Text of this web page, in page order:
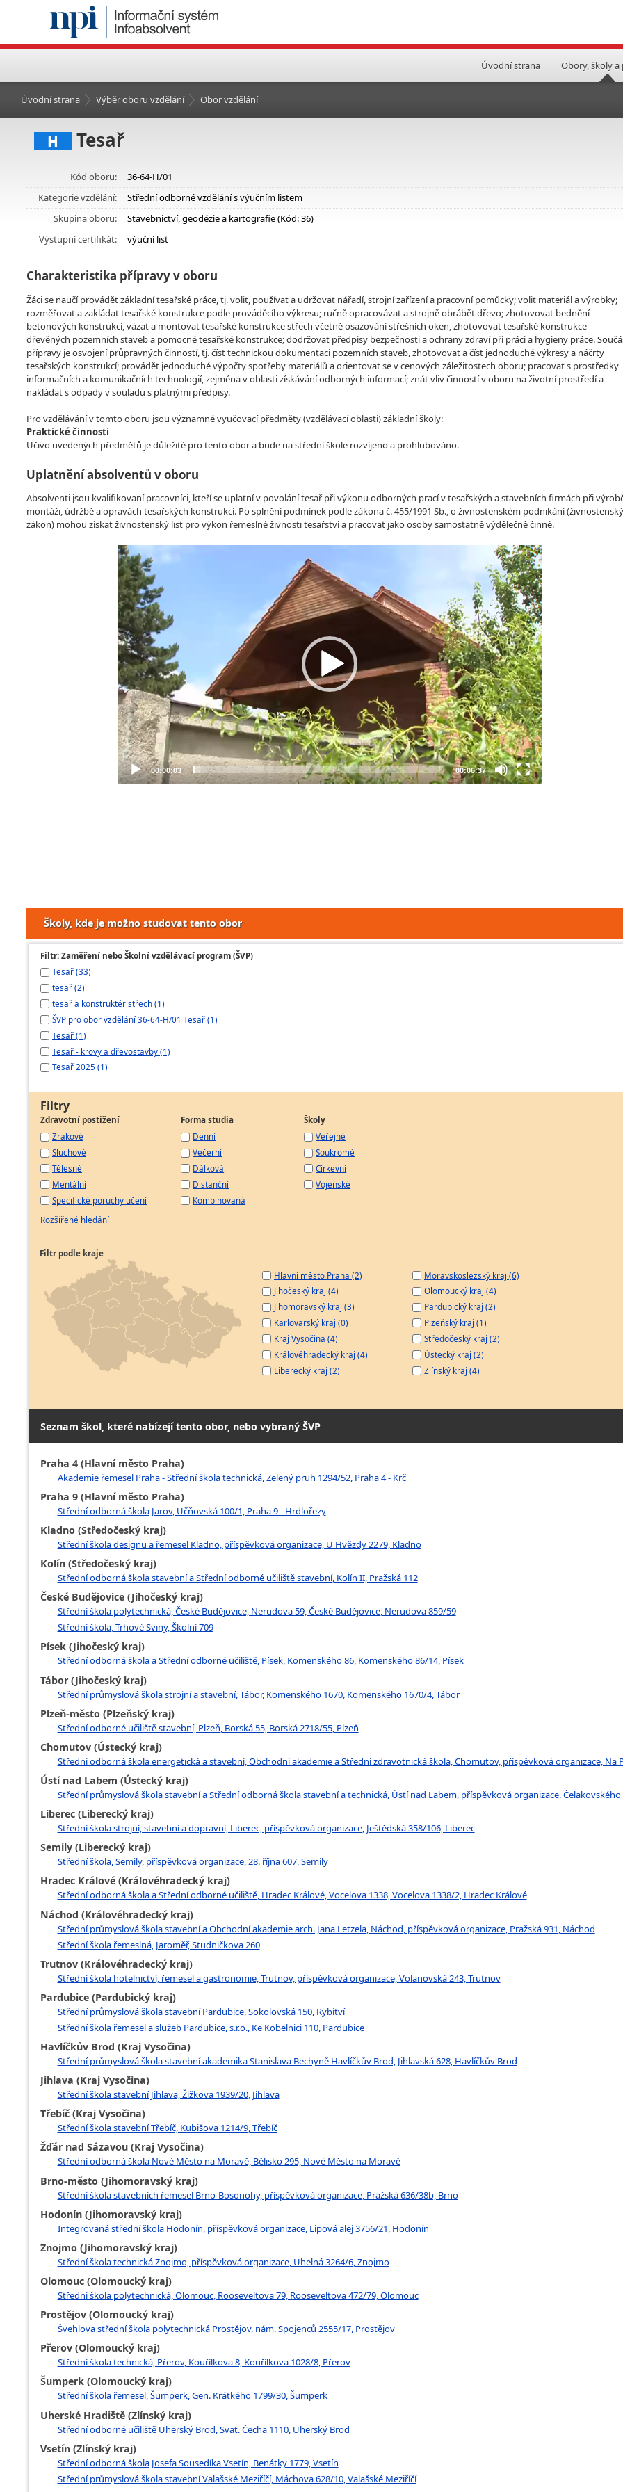
Úvodní strana Obory, školy a
Úvodní strana Výběr oboru vzdělání Obor vzdělání
H Tesař
Kód oboru:
36-64-H/01
Kategorie vzdělání:
Střední odborné vzdělání s výučním listem
Skupina oboru:
Stavebnictví, geodézie a kartografie (Kód: 36)
Výstupní certifikát:
výuční list
Charakteristika přípravy v oboru
Žáci se naučí provádět základní tesařské práce, tj. volit, používat a udržovat nářadí, strojní zařízení a pracovní pomůcky; volit materiál a výrobky;
rozměřovat a zakládat tesařské konstrukce podle prováděcího výkresu; ručně opracovávat a strojně obrábět dřevo; zhotovovat bednění
betonových konstrukcí, vázat a montovat tesařské konstrukce střech včetně osazování střešních oken, zhotovovat tesařské konstrukce
dřevěných pozemních staveb a pomocné tesařské konstrukce; dodržovat předpisy bezpečnosti a ochrany zdraví při práci a hygieny práce.
přípravy je osvojení průpravných činností, tj. číst technickou dokumentaci pozemních staveb, zhotovovat a číst jednoduché výkresy a náčrty
tesařských konstrukcí; provádět jednoduché výpočty spotřeby materiálů a orientovat se v cenových záležitostech oboru; pracovat s prostředky
informačních a komunikačních technologií, zejména v oblasti získávání odborných informací; znát vliv činností v oboru na životní prostředí a
nakládat s odpady v souladu s platnými předpisy.
Pro vzdělávání v tomto oboru jsou významné vyučovací předměty (vzdělávací oblasti) základní školy:
Praktické činnosti
Učivo uvedených předmětů je důležité pro tento obor a bude na střední škole rozvíjeno a prohlubováno.
Uplatnění absolventů v oboru
Absolventi jsou kvalifikovaní pracovníci, kteří se uplatní v povolání tesař při výkonu odborných prací v tesařských a stavebních firmách při
montáži, údržbě a opravách tesařských konstrukcí. Po splnění podmínek podle zákona č. 455/1991 Sb., o živnostenském podnikání (živnostenský
zákon) mohou získat živnostenský list pro výkon řemeslné živnosti tesařství a pracovat jako osoby samostatně výdělečně činné.
Video
Player
00:00:03 00:06:37
Školy, kde je možno studovat tento obor
Filtr: Zaměření nebo Školní vzdělávací program (ŠVP)
Tesař (33)
tesař (2)
tesař a konstruktér střech (1)
ŠVP pro obor vzdělání 36-64-H/01 Tesař (1)
Tesař (1)
Tesař - krovy a dřevostavby (1)
Tesař 2025 (1)
Filtry
Zdravotní postižení
Zrakové
Sluchové
Tělesné
Mentální
Specifické poruchy učení
Forma studia
Denní
Večerní
Dálková
Distanční
Kombinovaná
Školy
Veřejné
Soukromé
Církevní
Vojenské
Rozšířené hledání
Filtr podle kraje
Hlavní město Praha (2)
Jihočeský kraj (4)
Jihomoravský kraj (3)
Karlovarský kraj (0)
Kraj Vysočina (4)
Královéhradecký kraj (4)
Liberecký kraj (2)
Moravskoslezský kraj (6)
Olomoucký kraj (4)
Pardubický kraj (2)
Plzeňský kraj (1)
Středočeský kraj (2)
Ústecký kraj (2)
Zlínský kraj (4)
Seznam škol, které nabízejí tento obor, nebo vybraný ŠVP
Praha 4 (Hlavní město Praha)
Akademie řemesel Praha - Střední škola technická, Zelený pruh 1294/52, Praha 4 - Krč
Praha 9 (Hlavní město Praha)
Střední odborná škola Jarov, Učňovská 100/1, Praha 9 - Hrdlořezy
Kladno (Středočeský kraj)
Střední škola designu a řemesel Kladno, příspěvková organizace, U Hvězdy 2279, Kladno
Kolín (Středočeský kraj)
Střední odborná škola stavební a Střední odborné učiliště stavební, Kolín II, Pražská 112
České Budějovice (Jihočeský kraj)
Střední škola polytechnická, České Budějovice, Nerudova 59, České Budějovice, Nerudova 859/59
Střední škola, Trhové Sviny, Školní 709
Písek (Jihočeský kraj)
Střední odborná škola a Střední odborné učiliště, Písek, Komenského 86, Komenského 86/14, Písek
Tábor (Jihočeský kraj)
Střední průmyslová škola strojní a stavební, Tábor, Komenského 1670, Komenského 1670/4, Tábor
Plzeň-město (Plzeňský kraj)
Střední odborné učiliště stavební, Plzeň, Borská 55, Borská 2718/55, Plzeň
Chomutov (Ústecký kraj)
Střední odborná škola energetická a stavební, Obchodní akademie a Střední zdravotnická škola, Chomutov, příspěvková organizace, Na
Ústí nad Labem (Ústecký kraj)
Střední průmyslová škola stavební a Střední odborná škola stavební a technická, Ústí nad Labem, příspěvková organizace,
Liberec (Liberecký kraj)
Střední škola strojní, stavební a dopravní, Liberec, příspěvková organizace, Ještědská 358/106, Liberec
Semily (Liberecký kraj)
Střední škola, Semily, příspěvková organizace, 28. října 607, Semily
Hradec Králové (Královéhradecký kraj)
Střední odborná škola a Střední odborné učiliště, Hradec Králové, Vocelova 1338, Vocelova 1338/2, Hradec Králové
Náchod (Královéhradecký kraj)
Střední průmyslová škola stavební a Obchodní akademie arch. Jana Letzela, Náchod, příspěvková organizace, Pražská 931, Náchod
Střední škola řemeslná, Jaroměř, Studničkova 260
Trutnov (Královéhradecký kraj)
Střední škola hotelnictví, řemesel a gastronomie, Trutnov, příspěvková organizace, Volanovská 243, Trutnov
Pardubice (Pardubický kraj)
Střední průmyslová škola stavební Pardubice, Sokolovská 150, Rybitví
Střední škola řemesel a služeb Pardubice, s.r.o., Ke Kobelnici 110, Pardubice
Havlíčkův Brod (Kraj Vysočina)
Střední průmyslová škola stavební akademika Stanislava Bechyně Havlíčkův Brod, Jihlavská 628, Havlíčkův Brod
Jihlava (Kraj Vysočina)
Střední škola stavební Jihlava, Žižkova 1939/20, Jihlava
Třebíč (Kraj Vysočina)
Střední škola stavební Třebíč, Kubišova 1214/9, Třebíč
Žďár nad Sázavou (Kraj Vysočina)
Střední odborná škola Nové Město na Moravě, Bělisko 295, Nové Město na Moravě
Brno-město (Jihomoravský kraj)
Střední škola stavebních řemesel Brno-Bosonohy, příspěvková organizace, Pražská 636/38b, Brno
Hodonín (Jihomoravský kraj)
Integrovaná střední škola Hodonín, příspěvková organizace, Lipová alej 3756/21, Hodonín
Znojmo (Jihomoravský kraj)
Střední škola technická Znojmo, příspěvková organizace, Uhelná 3264/6, Znojmo
Olomouc (Olomoucký kraj)
Střední škola polytechnická, Olomouc, Rooseveltova 79, Rooseveltova 472/79, Olomouc
Prostějov (Olomoucký kraj)
Švehlova střední škola polytechnická Prostějov, nám. Spojenců 2555/17, Prostějov
Přerov (Olomoucký kraj)
Střední škola technická, Přerov, Kouřílkova 8, Kouřílkova 1028/8, Přerov
Šumperk (Olomoucký kraj)
Střední škola řemesel, Šumperk, Gen. Krátkého 1799/30, Šumperk
Uherské Hradiště (Zlínský kraj)
Střední odborné učiliště Uherský Brod, Svat. Čecha 1110, Uherský Brod
Vsetín (Zlínský kraj)
Střední odborná škola Josefa Sousedíka Vsetín, Benátky 1779, Vsetín
Střední průmyslová škola stavební Valašské Meziříčí, Máchova 628/10, Valašské Meziříčí